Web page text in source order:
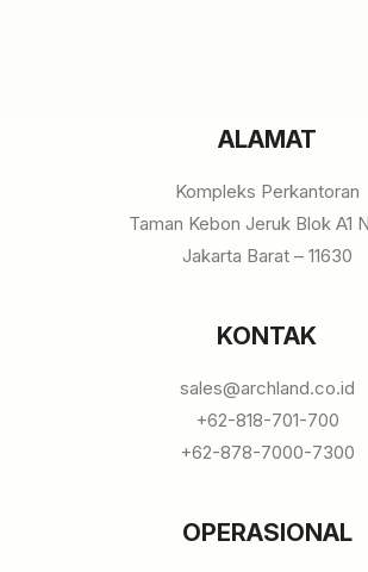
ALAMAT
Kompleks Perkantoran
Taman Kebon Jeruk Blok A1
Jakarta Barat – 11630
KONTAK
sales@archland.co.id
+62-818-701-700
+62-878-7000-7300
OPERASIONAL